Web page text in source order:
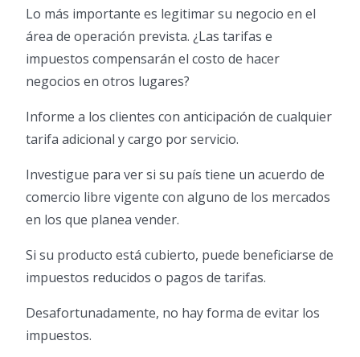
Lo más importante es legitimar su negocio en el
área de operación prevista. ¿Las tarifas e
impuestos compensarán el costo de hacer
negocios en otros lugares?
Informe a los clientes con anticipación de cualquier
tarifa adicional y cargo por servicio.
Investigue para ver si su país tiene un acuerdo de
comercio libre vigente con alguno de los mercados
en los que planea vender.
Si su producto está cubierto, puede beneficiarse de
impuestos reducidos o pagos de tarifas.
Desafortunadamente, no hay forma de evitar los
impuestos.